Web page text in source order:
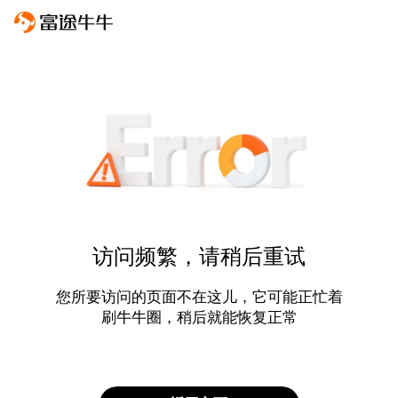
访问频繁，请稍后重试
您所要访问的页面不在这儿，它可能正忙着
刷牛牛圈，稍后就能恢复正常